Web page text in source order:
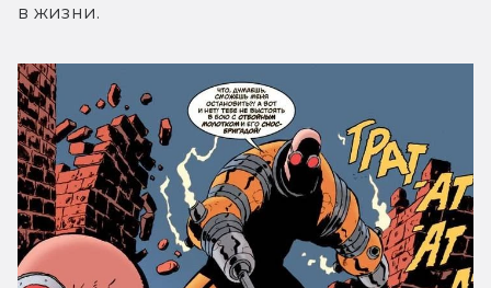
в жизни.